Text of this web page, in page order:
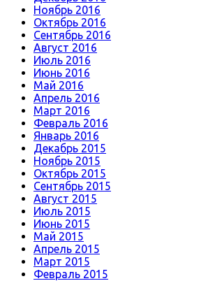
Ноябрь 2016
Октябрь 2016
Сентябрь 2016
Август 2016
Июль 2016
Июнь 2016
Май 2016
Апрель 2016
Март 2016
Февраль 2016
Январь 2016
Декабрь 2015
Ноябрь 2015
Октябрь 2015
Сентябрь 2015
Август 2015
Июль 2015
Июнь 2015
Май 2015
Апрель 2015
Март 2015
Февраль 2015